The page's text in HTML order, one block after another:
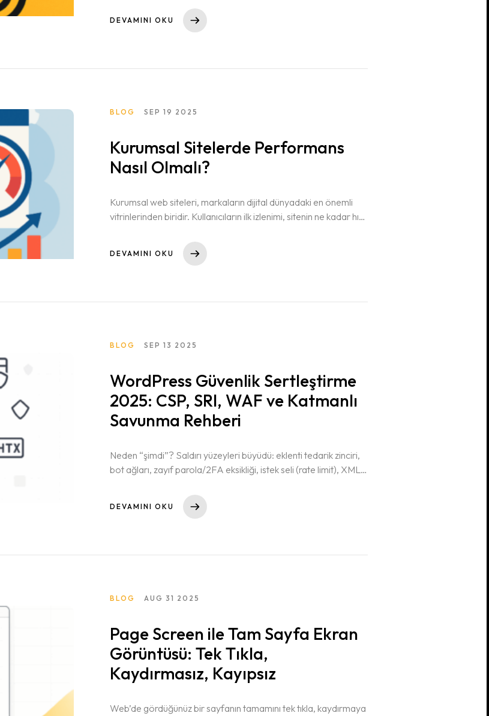
akılda tutulması gereken onlarca küçük görev…
DEVAMINI OKU
BLOG SEP 19 2025
Kurumsal Sitelerde Performans
Nasıl Olmalı?
Kurumsal web siteleri, markaların dijital dünyadaki en önemli
vitrinlerinden biridir. Kullanıcıların ilk izlenimi, sitenin ne kadar hızlı
Yavaş, hatalı veya karmaşık bir…
DEVAMINI OKU
BLOG SEP 13 2025
WordPress Güvenlik Sertleştirme
2025: CSP, SRI, WAF ve Katmanlı
Savunma Rehberi
Neden “şimdi”? Saldırı yüzeyleri büyüdü: eklenti tedarik zinciri,
bot ağları, zayıf parola/2FA eksikliği, istek seli (rate limit), XML-
Ölçü birimi tek: ihlal sonrası değil,…
DEVAMINI OKU
BLOG AUG 31 2025
Page Screen ile Tam Sayfa Ekran
Görüntüsü: Tek Tıkla,
Kaydırmasız, Kayıpsız
Web’de gördüğünüz bir sayfanın tamamını tek tıkla, kaydırmaya